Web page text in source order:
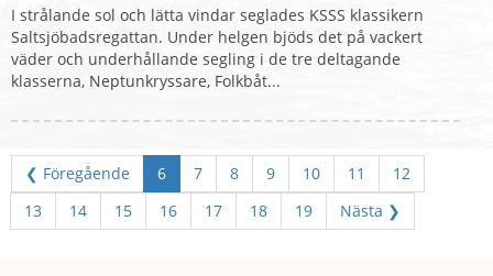
I strålande sol och lätta vindar seglades KSSS klassikern
Saltsjöbadsregattan. Under helgen bjöds det på vackert
väder och underhållande segling i de tre deltagande
klasserna, Neptunkryssare, Folkbåt...
❮ Föregående 6 7 8 9 10 11
12
13
14 15 16 17 18 19 Nästa ❯